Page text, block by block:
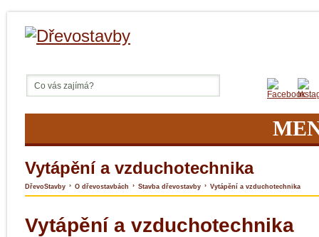
Vytápění a vzduchotechnika
DřevoStavby › O dřevostavbách › Stavba dřevostavby › Vytápění a vzduchotechnika
Vytápění a vzduchotechnika